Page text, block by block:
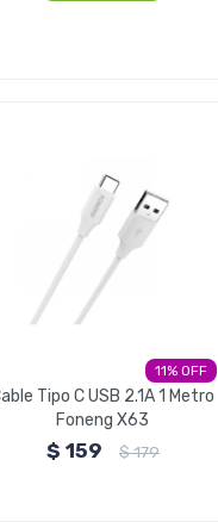
11
Tipo C USB 2.1A 1 Metro
Foneng X63
$ 159 $179